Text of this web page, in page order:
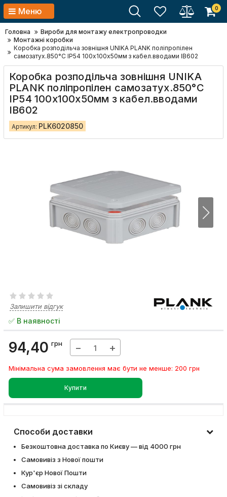
Меню 0
Головна
Вироби для монтажу електропроводки
Монтажні коробки
Коробка розподільча зовнішня UNIKA PLANK поліпропілен
самозатух.850°С IP54 100х100х50мм з кабел.вводами IB602
Коробка розподільча зовнішня UNIKA
PLANK поліпропілен самозатух.850°С
IP54 100х100х50мм з кабел.вводами
IB602
Артикул: PLK6020850
Залишити відгук
✅ В наявності
94,40 грн − +
Мінімальна сума замовлення має бути не менше: 200 грн
Купити
Способи доставки
Безкоштовна доставка по Києву — від 4000 грн
Самовивіз з Нової пошти
Кур'єр Нової Пошти
Самовивіз зі складу